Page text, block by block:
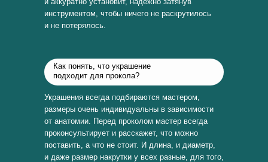
инструментом, чтобы ничего не раскрутилось
и не потерялось.
Как понять, что украшение
подходит для прокола?
Украшения всегда подбираются мастером,
размеры очень индивидуальны в зависимости
от анатомии. Перед проколом мастер всегда
проконсультирует и расскажет, что можно
поставить, а что не стоит. И длина, и диаметр,
и даже размер накрутки у всех разные, для того,